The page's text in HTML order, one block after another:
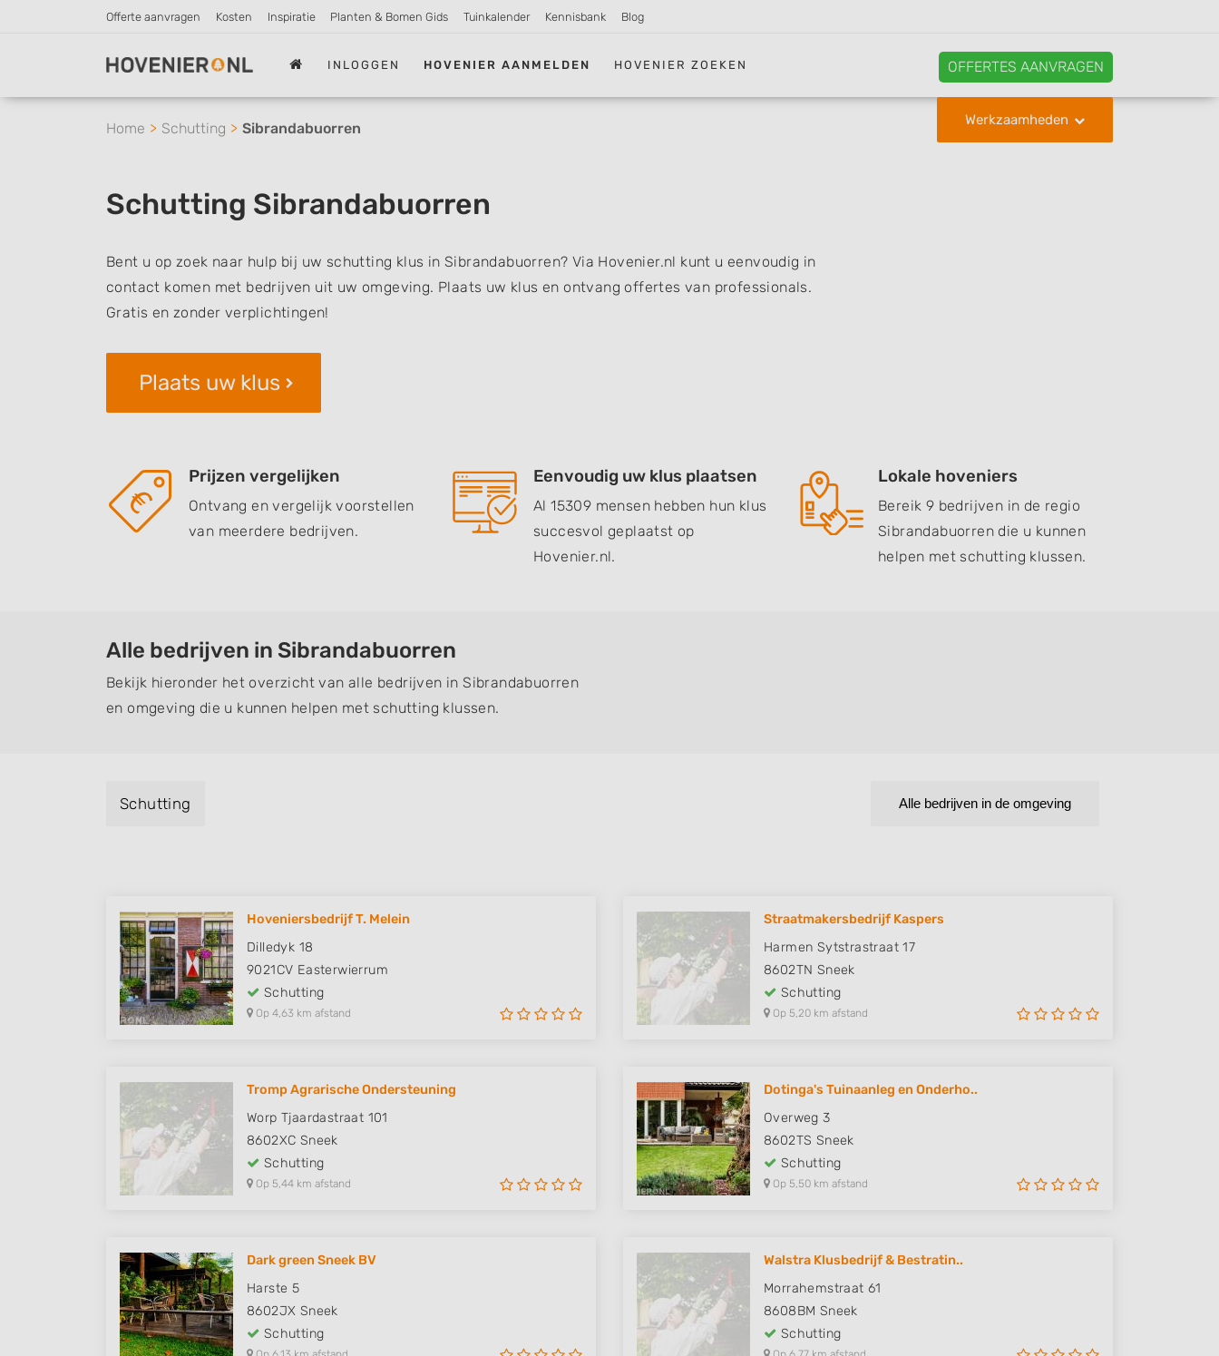
Offerte aanvragen Kosten Inspiratie Planten & Bomen Gids Tuinkalender Kennisbank Blog
INLOGGEN HOVENIER AANMELDEN HOVENIER ZOEKEN OFFERTES AANVRAGEN
Werkzaamheden
Home Schutting Sibrandabuorren
Schutting Sibrandabuorren
Bent u op zoek naar hulp bij uw schutting klus in Sibrandabuorren? Via Hovenier.nl kunt u eenvoudig in
contact komen met bedrijven uit uw omgeving. Plaats uw klus en ontvang offertes van professionals.
Gratis en zonder verplichtingen!
Plaats uw klus
Prijzen vergelijken
Ontvang en vergelijk voorstellen
van meerdere bedrijven.
Eenvoudig uw klus plaatsen
Al 15309 mensen hebben hun klus
succesvol geplaatst op
Hovenier.nl.
Lokale hoveniers
Bereik 9 bedrijven in de regio
Sibrandabuorren die u kunnen
helpen met schutting klussen.
Alle bedrijven in Sibrandabuorren
Bekijk hieronder het overzicht van alle bedrijven in Sibrandabuorren
en omgeving die u kunnen helpen met schutting klussen.
Schutting Alle bedrijven in de omgeving
Hoveniersbedrijf T. Melein
Dilledyk 18
9021CV Easterwierrum
Schutting
Op 4,63 km afstand
Straatmakersbedrijf Kaspers
Harmen Sytstrastraat 17
8602TN Sneek
Schutting
Op 5,20 km afstand
Tromp Agrarische Ondersteuning
Worp Tjaardastraat 101
8602XC Sneek
Schutting
Op 5,44 km afstand
Dotinga's Tuinaanleg en Onderho..
Overweg 3
8602TS Sneek
Schutting
Op 5,50 km afstand
Dark green Sneek BV
Harste 5
8602JX Sneek
Schutting
Walstra Klusbedrijf & Bestratin..
Morrahemstraat 61
8608BM Sneek
Schutting